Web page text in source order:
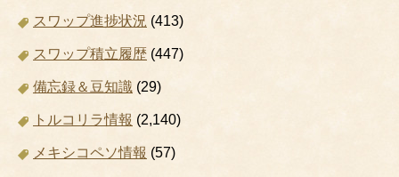
スワップ進捗状況 (413)
スワップ積立履歴 (447)
備忘録＆豆知識 (29)
トルコリラ情報 (2,140)
メキシコペソ情報 (57)